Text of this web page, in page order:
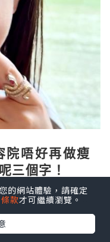
院唔好再做瘦
三個字！
網站體驗，請確定
款才可繼續瀏覽。